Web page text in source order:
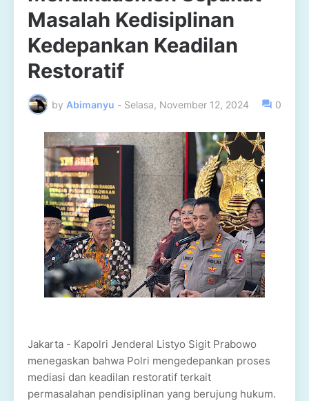
Masalah Kedisiplinan
Kedepankan Keadilan
Restoratif
by Abimanyu - Selasa, November 12, 2024 0
Jakarta - Kapolri Jenderal Listyo Sigit Prabowo
menegaskan bahwa Polri mengedepankan proses
mediasi dan keadilan restoratif terkait
permasalahan pendisiplinan yang berujung hukum.